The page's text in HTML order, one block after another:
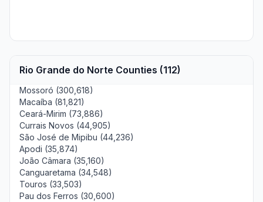
Rio Grande do Norte Counties (112)
Mossoró (300,618)
Macaíba (81,821)
Ceará-Mirim (73,886)
Currais Novos (44,905)
São José de Mipibu (44,236)
Apodi (35,874)
João Câmara (35,160)
Canguaretama (34,548)
Touros (33,503)
Pau dos Ferros (30,600)